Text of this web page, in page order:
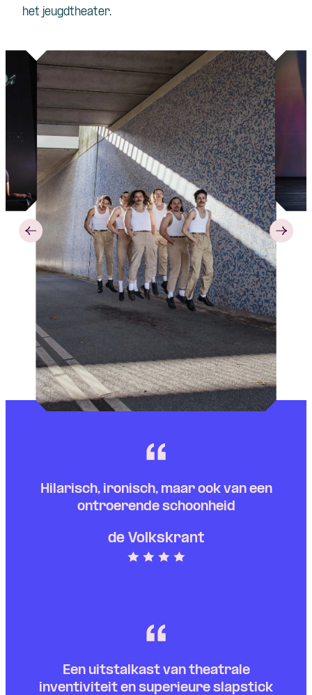
het jeugdtheater.
Hilarisch, ironisch, maar ook van een
ontroerende schoonheid
de Volkskrant
Een uitstalkast van theatrale
inventiviteit en superieure slapstick